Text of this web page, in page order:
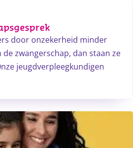
door onzekerheid minder
zwangerschap, dan staan ze
jeugdverpleegkundigen